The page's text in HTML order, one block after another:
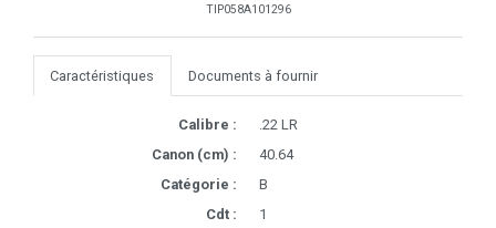
TIP058A101296
Caractéristiques Documents à fournir
Calibre :
.22 LR
Canon (cm) :
40.64
Catégorie :
B
Cdt :
1